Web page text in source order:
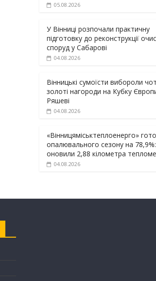
05.08.2026
У Вінниці розпочали практичну
підготовку до реконструкції
споруд у Сабарові
04.08.2026
Вінницькі сумоїсти вибороли
золоті нагороди на Кубку
Ряшеві
04.08.2026
«Вінницяміськтеплоенерго»
опалювального сезону на 78,9%:
оновили 2,88 кілометра
04.08.2026